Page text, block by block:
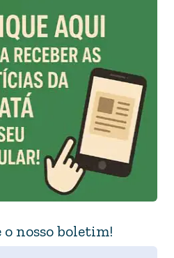
o nosso boletim!